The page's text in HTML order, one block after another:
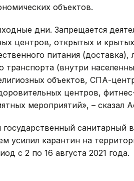
объектов.
дни. Запрещается
центров, открытых и
питания
транспорта (внутри
объектов, СПА-
центров,
мероприятий», – сказал
государственный санитарный
усилил карантин на
с 2 по 16 августа 2021 года.